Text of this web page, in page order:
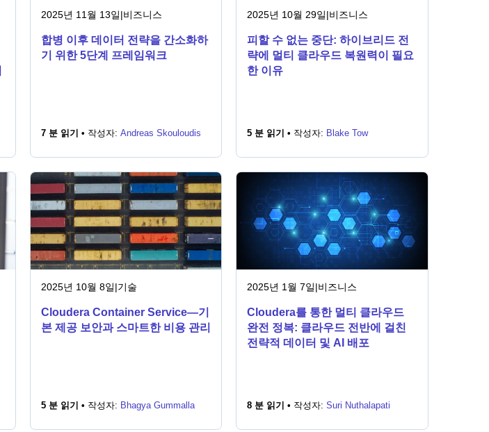
2025년 11월 13일|비즈니스
합병 이후 데이터 전략을 간소화하
기 위한 5단계 프레임워크
7 분 읽기 • 작성자: Andreas Skouloudis
2025년 10월 29일|비즈니스
피할 수 없는 중단: 하이브리드 전
략에 멀티 클라우드 복원력이 필요
한 이유
5 분 읽기 • 작성자: Blake Tow
2025년 10월 8일|기술
Cloudera Container Service—기
본 제공 보안과 스마트한 비용 관리
5 분 읽기 • 작성자: Bhagya Gummalla
2025년 1월 7일|비즈니스
Cloudera를 통한 멀티 클라우드
완전 정복: 클라우드 전반에 걸친
전략적 데이터 및 AI 배포
8 분 읽기 • 작성자:Suri Nuthalapati